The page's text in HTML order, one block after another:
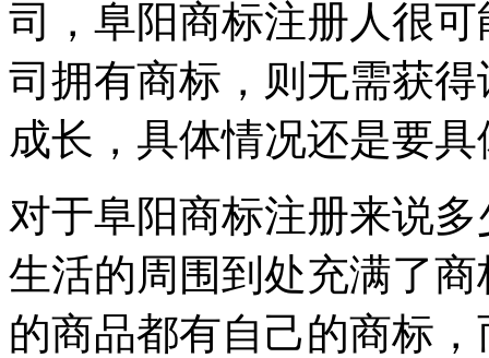
司，阜阳商标注册人很
司拥有商标，则无需获
成长，具体情况还是要
对于阜阳商标注册来说
生活的周围到处充满了
的商品都有自己的商标